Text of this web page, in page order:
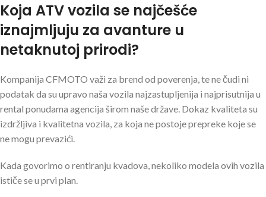
Koja ATV vozila se najčešće
iznajmljuju za avanture u
netaknutoj prirodi?
Kompanija CFMOTO važi za brend od poverenja, te ne čudi ni
podatak da su upravo naša vozila najzastupljenija i najprisutnija u
rental ponudama agencija širom naše države. Dokaz kvaliteta su
izdržljiva i kvalitetna vozila, za koja ne postoje prepreke koje se
ne mogu prevazići.
Kada govorimo o rentiranju kvadova, nekoliko modela ovih vozila
ističe se u prvi plan.